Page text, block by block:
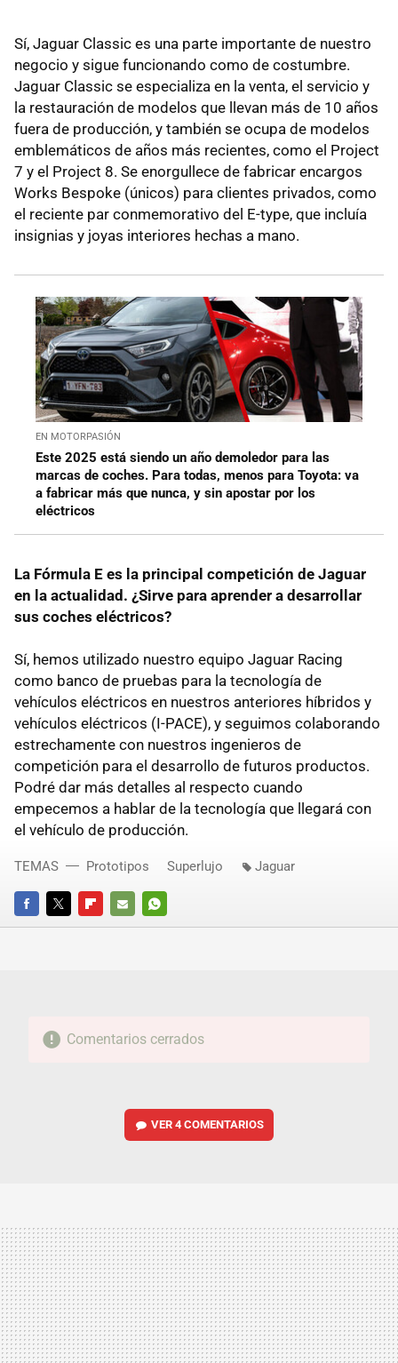
Sí, Jaguar Classic es una parte importante de nuestro
negocio y sigue funcionando como de costumbre.
Jaguar Classic se especializa en la venta, el servicio y
la restauración de modelos que llevan más de 10 años
fuera de producción, y también se ocupa de modelos
emblemáticos de años más recientes, como el Project
7 y el Project 8. Se enorgullece de fabricar encargos
Works Bespoke (únicos) para clientes privados, como
el reciente par conmemorativo del E-type, que incluía
insignias y joyas interiores hechas a mano.
EN MOTORPASIÓN
Este 2025 está siendo un año demoledor para las
marcas de coches. Para todas, menos para Toyota: va
a fabricar más que nunca, y sin apostar por los
eléctricos
La Fórmula E es la principal competición de Jaguar
en la actualidad. ¿Sirve para aprender a desarrollar
sus coches eléctricos?
Sí, hemos utilizado nuestro equipo Jaguar Racing
como banco de pruebas para la tecnología de
vehículos eléctricos en nuestros anteriores híbridos y
vehículos eléctricos (I-PACE), y seguimos colaborando
estrechamente con nuestros ingenieros de
competición para el desarrollo de futuros productos.
Podré dar más detalles al respecto cuando
empecemos a hablar de la tecnología que llegará con
el vehículo de producción.
FACEBOOKTWITTERFLIPBOARD
E-
WHATSAPP
TEMAS Prototipos Superlujo Jaguar
Comentarios cerrados
VER4 COMENTARIOS